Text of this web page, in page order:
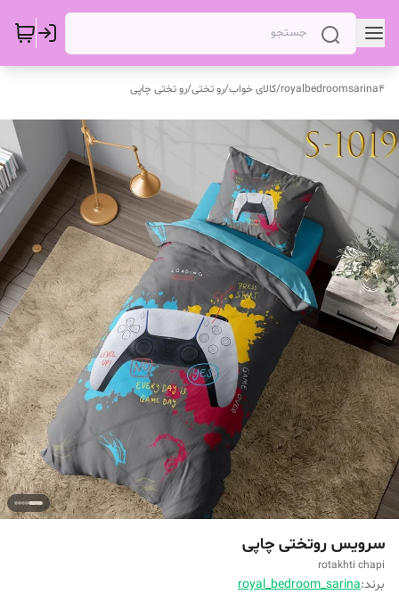
royalbedroomsarina4
/کالای خواب/رو تختی/رو تختی چاپی
سرویس روتختی چاپی
rotakhti chapi
برند:royal_bedroom_sarina